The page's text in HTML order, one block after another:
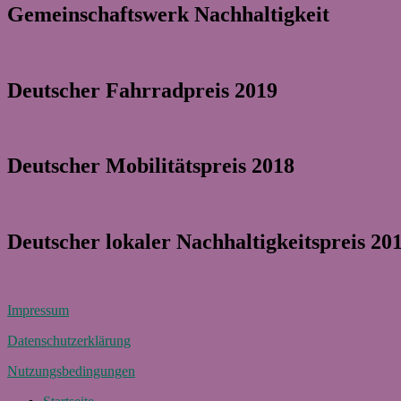
Gemeinschaftswerk Nachhaltigkeit
Deutscher Fahrradpreis 2019
Deutscher Mobilitätspreis 2018
Deutscher lokaler Nachhaltigkeitspreis
Impressum
Datenschutzerklärung
Nutzungsbedingungen